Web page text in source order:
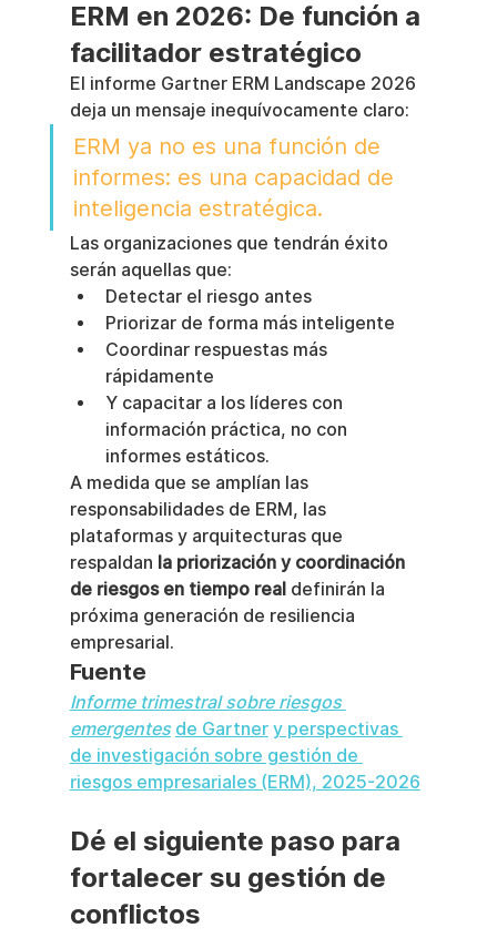
ERM en 2026: De función a
facilitador estratégico
El informe Gartner ERM Landscape 2026
deja un mensaje inequívocamente claro:
ERM ya no es una función de
informes: es una capacidad de
inteligencia estratégica.
Las organizaciones que tendrán éxito
serán aquellas que:
Detectar el riesgo antes
Priorizar de forma más inteligente
Coordinar respuestas más
rápidamente
Y capacitar a los líderes con
información práctica, no con
informes estáticos.
A medida que se amplían las
responsabilidades de ERM, las
plataformas y arquitecturas que
respaldan la priorización y coordinación
de riesgos en tiempo real definirán la
próxima generación de resiliencia
empresarial.
Fuente
Informe trimestral sobre riesgos
emergentes de Gartner y perspectivas
de investigación sobre gestión de
riesgos empresariales (ERM), 2025-2026
Dé el siguiente paso para
fortalecer su gestión de
conflictos